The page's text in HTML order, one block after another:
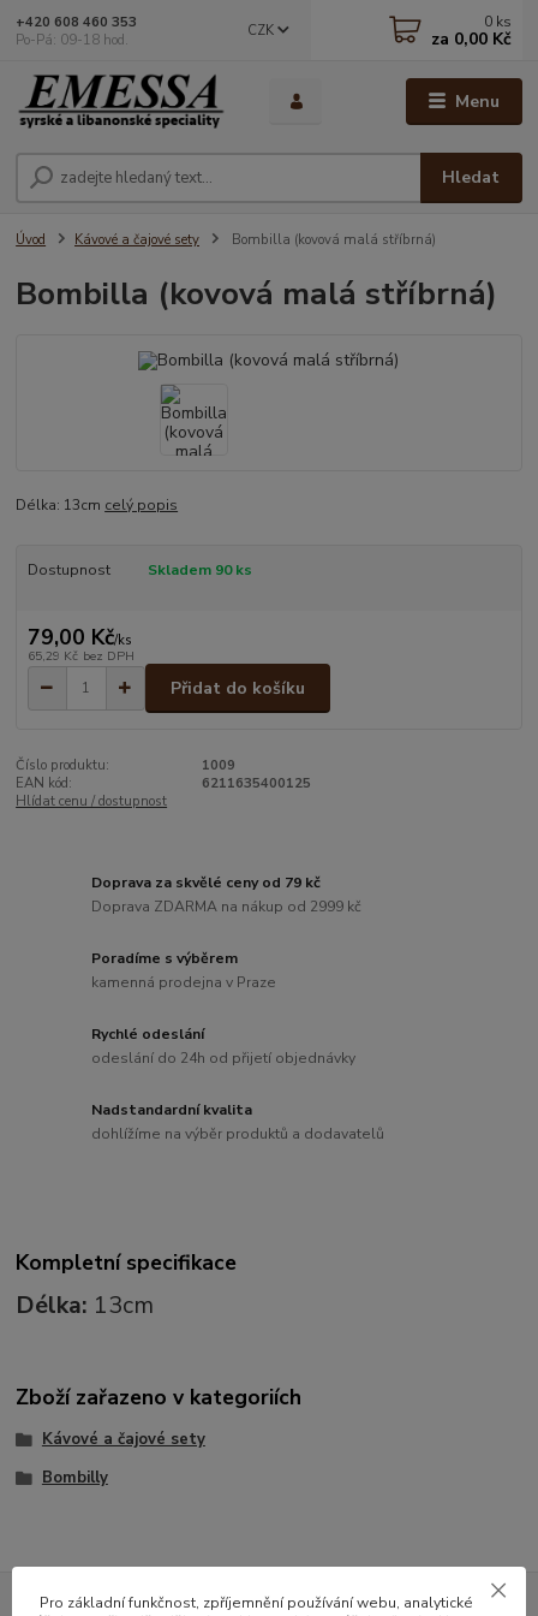
Menu
CZK
Hledat
+420 608 460 353
Po-Pá: 09-18 hod.
0 ks
za 0,00 Kč
Úvod Kávové a čajové sety Bombilla (kovová malá stříbrná)
Bombilla (kovová malá stříbrná)
Délka: 13cm celý popis
Dostupnost Skladem 90 ks
79,00 Kč/ks
65,29 Kč bez DPH
Přidat do košíku
Číslo produktu:
1009
EAN kód:
6211635400125
Hlídat cenu / dostupnost
Doprava za skvělé ceny od 79 kč
Doprava ZDARMA na nákup od 2999 kč
Poradíme s výběrem
kamenná prodejna v Praze
Rychlé odeslání
odeslání do 24h od přijetí objednávky
Nadstandardní kvalita
dohlížíme na výběr produktů a dodavatelů
Kompletní specifikace
Délka: 13cm
Zboží zařazeno v kategoriích
Kávové a čajové sety
Bombilly
Pro základní funkčnost, zpříjemnění používání webu, analytické